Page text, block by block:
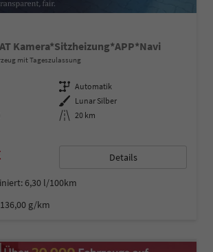
Kamera*Sitzheizung*APP*Navi
mit Tageszulassung
Getriebe Automatik
Außenfarbe Lunar Silber
Kilometerstand 20 km
Details
6,30 l/100km
136,00 g/km